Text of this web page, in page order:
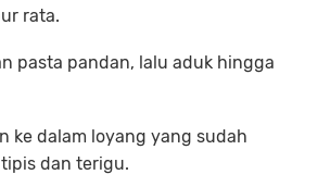
rata.
pasta pandan, lalu aduk hingga
ke dalam loyang yang sudah
dan terigu.